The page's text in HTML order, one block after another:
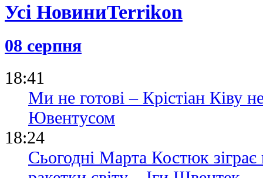
Усі Новини
08 серпня
18:41
Ми не готові – Крістіан Ківу
Ювентусом
18:24
Сьогодні Марта Костюк